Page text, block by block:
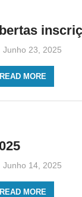
Junho 23, 2025
READ MORE
Junho 14, 2025
READ MORE